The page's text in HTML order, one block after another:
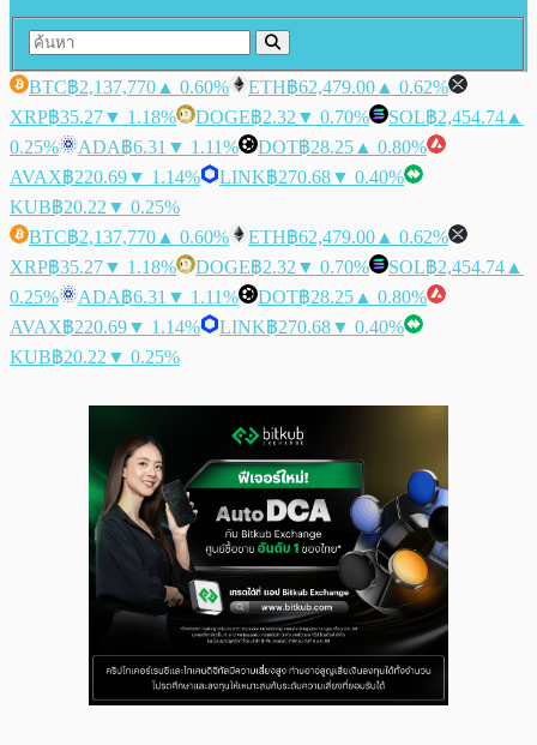
BTC฿2,137,770 ▲ 0.60% ETH฿62,479.00 ▲ 0.62%
XRP฿35.27▼ 1.18% DOGE฿2.32 ▼ 0.70% SOL฿2,454.74 ▲
0.25%
ADA฿6.31 ▼ 1.11% DOT฿28.25 ▲ 0.80%
AVAX฿220.69▼ 1.14% LINK฿270.68▼ 0.40%
KUB฿20.22 ▼ 0.25%
BTC฿2,137,770 ▲ 0.60% ETH฿62,479.00 ▲ 0.62%
XRP฿35.27▼ 1.18% DOGE฿2.32 ▼ 0.70% SOL฿2,454.74 ▲
0.25%
ADA฿6.31 ▼ 1.11% DOT฿28.25 ▲ 0.80%
AVAX฿220.69▼ 1.14% LINK฿270.68▼ 0.40%
KUB฿20.22 ▼ 0.25%